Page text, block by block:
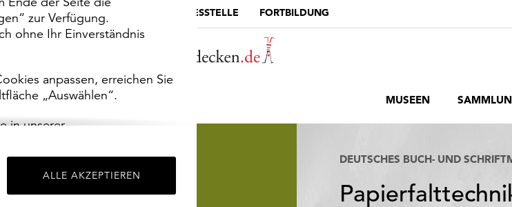
zur Verfügung.
ohne Ihr Einverständnis
anpassen, erreichen Sie
„Auswählen“.
in unserer
ALLE AKZEPTIEREN
MUSEUMSPORTAL DIE LANDESSTELLE FORTBILDUNG
MUSEEN
DEUTSCHES BUCH- UND